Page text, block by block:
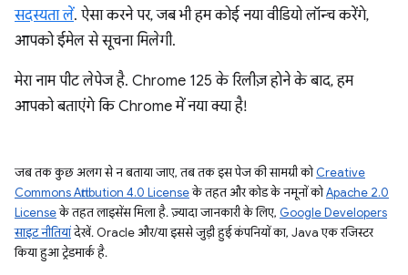
सदस्यता लें. ऐसा करने पर, जब भी हम कोई नया वीडियो लॉन्च करेंगे,
आपको ईमेल से सूचना मिलेगी.
मेरा नाम पीट लेपेज है. Chrome 125 के रिलीज़ होने के बाद, हम
आपको बताएंगे कि Chrome में नया क्या है!
जब तक कुछ अलग से न बताया जाए, तब तक इस पेज की सामग्री कोCreative
Commons Attribution 4.0 Licenseके तहत और कोड के नमूनों कोApache 2.0
Licenseके तहत लाइसेंस मिला है. ज़्यादा जानकारी के लिए, Google Developers
साइट नीतियांदेखें. Oracle और/या इससे जुड़ी हुई कंपनियों का, Java एक रजिस्टर
किया हुआ ट्रेडमार्क है.